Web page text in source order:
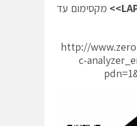
מקסימום עד
http://
c-